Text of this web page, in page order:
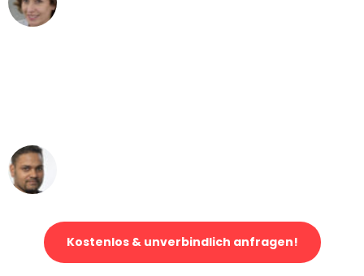
Kostenlos & unverbindlich anfragen!